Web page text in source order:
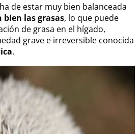
de estar muy bien balanceada
las grasas, lo que puede
de grasa en el hígado,
grave e irreversible conocida
.